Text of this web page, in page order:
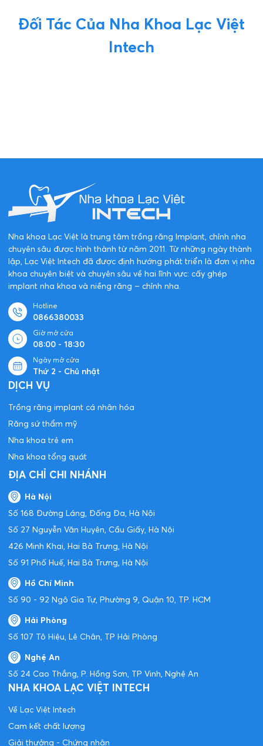
Đối Tác Của Nha Khoa Lạc Việt
Intech
Nha khoa Lạc Việt là trung tâm trồng răng Implant, chỉnh nha
chuyên sâu được hình thành từ năm 2011. Từ những ngày thành
lập, Lạc Việt Intech đã được định hướng phát triển là đơn vị nha
khoa chuyên biệt và chuyên sâu về hai lĩnh vực: cấy ghép
implant nha khoa và niềng răng – chỉnh nha.
Hotline
0866380033
Giờ mở cửa
08:00 - 18:30
Ngày mở cửa
Thứ 2 - Chủ nhật
NHA KHOA LẠC VIỆT INTECH
Về Lạc Việt Intech
Cam kết chất lượng
Giải thưởng - Chứng nhận
DỊCH VỤ
Trồng răng implant cá nhân hóa
Răng sứ thẩm mỹ
Nha khoa trẻ em
Nha khoa tổng quát
ĐỊA CHỈ CHI NHÁNH
Hà Nội
Số 168 Đường Láng, Đống Đa, Hà Nội
Số 27 Nguyễn Văn Huyên, Cầu Giấy, Hà Nội
426 Minh Khai, Hai Bà Trưng, Hà Nội
Số 91 Phố Huế, Hai Bà Trưng, Hà Nội
Hồ Chí Minh
Số 90 - 92 Ngô Gia Tự, Phường 9, Quận 10, TP. HCM
Hải Phòng
Số 107 Tô Hiệu, Lê Chân, TP Hải Phòng
Nghệ An
Số 24 Cao Thắng, P. Hồng Sơn, TP Vinh, Nghệ An